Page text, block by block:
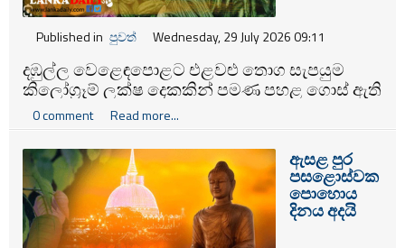
Published in පුවත් Wednesday, 29 July 2026 09:11
දඹුල්ල වෙ​ළෙඳපොළට එළවළු තොග සැපයුම
කිලෝග්‍රෑම් ලක්ෂ දෙකකින් පමණ පහළ ගොස් ඇති
බව විශේෂිත ආර්ථික වෙළෙඳ මධ්‍යස්ථානයේ
වෙළෙඳ සංගමයේ සභාපති සී.ඒ. සිරිවර්ධන
පැවසීය.
0 comment Read more...
ඇසළ පුර
පසළොස්වක
පොහොය
දිනය අදයි